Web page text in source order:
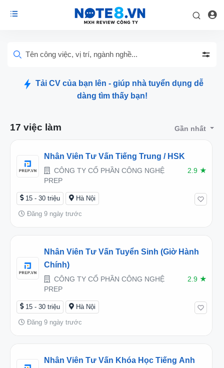
Tên công việc, vị trí, ngành nghề...
Tải CV của bạn lên - giúp nhà tuyển dụng dễ
dàng tìm thấy bạn!
17 việc làm Gần nhất
Nhân Viên Tư Vấn Tiếng Trung / HSK
CÔNG TY CỔ PHẦN CÔNG NGHỆ
PREP
2.9 ★
15 - 30 triệu Hà Nội
Đăng 9 ngày trước
Nhân Viên Tư Vấn Tuyển Sinh (Giờ Hành
Chính)
CÔNG TY CỔ PHẦN CÔNG NGHỆ
PREP
2.9 ★
15 - 30 triệu Hà Nội
Đăng 9 ngày trước
Nhân Viên Tư Vấn Khóa Học Tiếng Anh